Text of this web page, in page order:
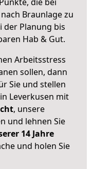
Braunlage zu
der Planung bis
Hab & Gut.
Arbeitsstress
sollen, dann
Sie und stellen
in Leverkusen mit
, unsere
und lehnen Sie
14 Jahre
und holen Sie